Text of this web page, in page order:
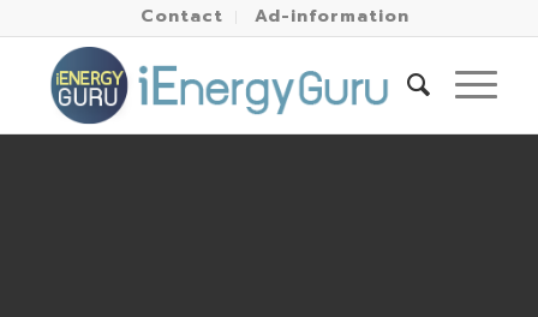
Contact Ad-information